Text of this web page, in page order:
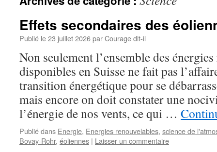
Effets secondaires des
Publié le23 juillet 2026parCourage dit-il
Non seulement l’ensemble des
disponibles en Suisse ne fait pas
transition énergétique pour se
mais encore on doit constater une
l’énergie de nos vents, ce qui …
Publié dans Energie, Energies renouvelables, science de
Bovay-Rohr, éoliennes | Laisser un commentaire